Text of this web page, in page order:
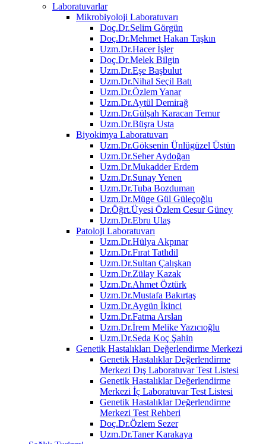
Laboratuvarlar
Mikrobiyoloji Laboratuvarı
Doç.Dr.Selim Görgün
Doç.Dr.Mehmet Hakan Taşkın
Uzm.Dr.Hacer İşler
Doç.Dr.Melek Bilgin
Uzm.Dr.Eşe Başbulut
Uzm.Dr.Nihal Seçil Batı
Uzm.Dr.Özlem Yanar
Uzm.Dr.Aytül Demirağ
Uzm.Dr.Gülşah Karacan Temur
Uzm.Dr.Büşra Usta
Biyokimya Laboratuvarı
Uzm.Dr.Göksenin Ünlügüzel Üstün
Uzm.Dr.Seher Aydoğan
Uzm.Dr.Mukadder Erdem
Uzm.Dr.Sunay Yenen
Uzm.Dr.Tuba Bozduman
Uzm.Dr.Müge Gül Güleçoğlu
Dr.Öğrt.Üyesi Özlem Cesur Güney
Uzm.Dr.Ebru Ulaş
Patoloji Laboratuvarı
Uzm.Dr.Hülya Akpınar
Uzm.Dr.Fırat Tatlıdil
Uzm.Dr.Sultan Çalışkan
Uzm.Dr.Zülay Kazak
Uzm.Dr.Ahmet Öztürk
Uzm.Dr.Mustafa Bakırtaş
Uzm.Dr.Aygün İkinci
Uzm.Dr.Fatma Arslan
Uzm.Dr.İrem Melike Yazıcıoğlu
Uzm.Dr.Seda Koç Şahin
Genetik Hastalıkları Değerlendirme Merkezi
Genetik Hastalıklar Değerlendirme
Merkezi Dış Laboratuvar Test Listesi
Genetik Hastalıklar Değerlendirme
Merkezi İç Laboratuvar Test Listesi
Genetik Hastalıklar Değerlendirme
Merkezi Test Rehberi
Doç.Dr.Özlem Sezer
Uzm.Dr.Taner Karakaya